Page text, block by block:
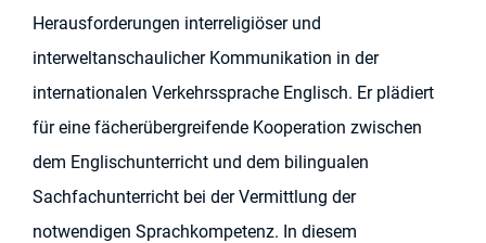
Herausforderungen interreligiöser und
interweltanschaulicher Kommunikation in der
internationalen Verkehrssprache Englisch. Er plädiert
für eine fächerübergreifende Kooperation zwischen
dem Englischunterricht und dem bilingualen
Sachfachunterricht bei der Vermittlung der
notwendigen Sprachkompetenz. In diesem